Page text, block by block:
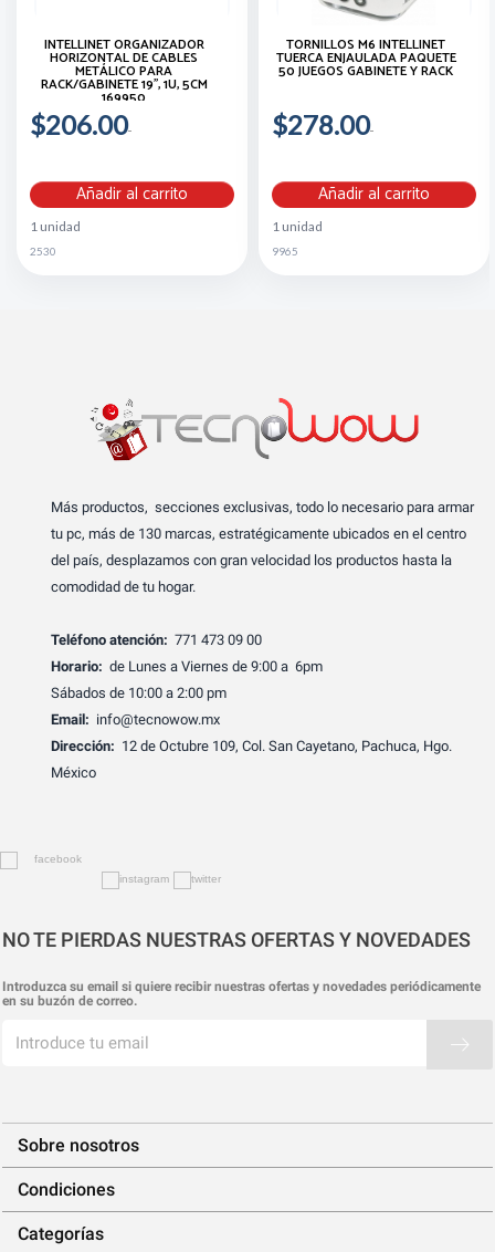
INTELLINET ORGANIZADOR
HORIZONTAL DE CABLES
METÁLICO PARA
RACK/GABINETE 19'', 1U, 5CM
169950
$206.00
Añadir al carrito
1 unidad
2530
TORNILLOS M6 INTELLINET
TUERCA ENJAULADA PAQUETE
50 JUEGOS GABINETE Y RACK
$278.00
Añadir al carrito
1 unidad
9965
Más productos, secciones exclusivas, todo lo necesario para armar
tu pc, más de 130 marcas, estratégicamente ubicados en el centro
del país, desplazamos con gran velocidad los productos hasta la
comodidad de tu hogar.
Teléfono atención: 771 473 09 00
Horario: de Lunes a Viernes de 9:00 a 6pm
Sábados de 10:00 a 2:00 pm
Email: info@tecnowow.mx
Dirección: 12 de Octubre 109, Col. San Cayetano, Pachuca, Hgo.
México
NO TE PIERDAS NUESTRAS OFERTAS Y NOVEDADES
Introduzca su email si quiere recibir nuestras ofertas y novedades periódicamente
en su buzón de correo.
Sobre nosotros
Condiciones
Categorías